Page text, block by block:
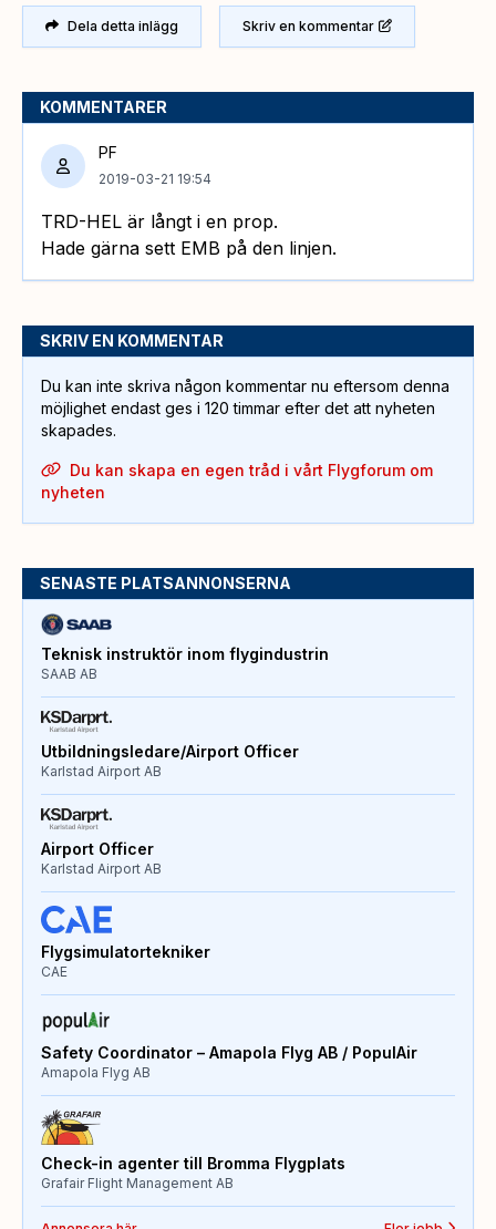
Dela detta inlägg Skriv en kommentar
KOMMENTARER
PF
2019-03-21 19:54
TRD-HEL är långt i en prop.
Hade gärna sett EMB på den linjen.
SKRIV EN KOMMENTAR
Du kan inte skriva någon kommentar nu eftersom denna
möjlighet endast ges i 120 timmar efter det att nyheten
skapades.
Du kan skapa en egen tråd i vårt Flygforum om
nyheten
SENASTE PLATSANNONSERNA
Teknisk instruktör inom flygindustrin
SAAB AB
Utbildningsledare/Airport Officer
Karlstad Airport AB
Airport Officer
Karlstad Airport AB
Flygsimulatortekniker
CAE
Safety Coordinator – Amapola Flyg AB / PopulAir
Amapola Flyg AB
Check-in agenter till Bromma Flygplats
Grafair Flight Management AB